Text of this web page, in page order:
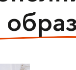
образ